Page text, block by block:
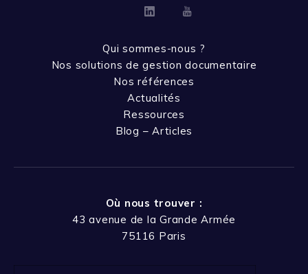
LinkedinYoutube
Qui sommes-nous ?
Nos solutions de gestion documentaire
Nos références
Actualités
Ressources
Blog – Articles
Où nous trouver :
43 avenue de la Grande Armée
75116 Paris